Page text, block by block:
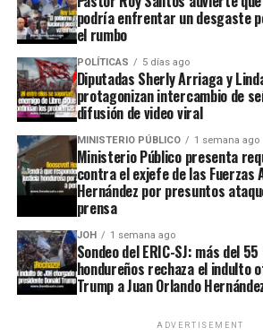
podría enfrentar un desgaste
el rumbo
POLÍTICAS 5 días ago
Diputadas Sherly Arriaga y
protagonizan intercambio de
difusión de video viral
MINISTERIO PÚBLICO 1 semana ago
Ministerio Público presenta
contra el exjefe de las Fuerzas
Hernández por presuntos
prensa
JOH 1 semana ago
Sondeo del ERIC-SJ: más del
hondureños rechaza el indulto
Trump a Juan Orlando
ADVERTISEMENT